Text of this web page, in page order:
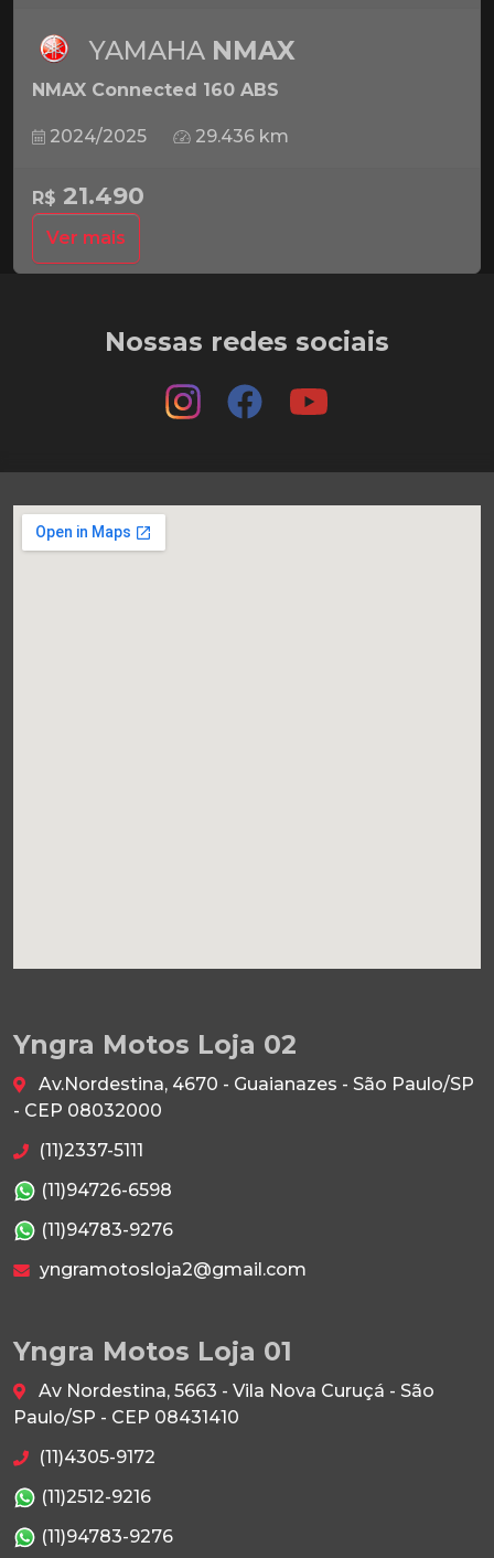
YAMAHA NMAX
NMAX Connected 160 ABS
2024/2025 29.436 km
R$ 21.490
Ver mais
Nossas redes sociais
Yngra Motos Loja 02
Av.Nordestina, 4670 - Guaianazes - São Paulo/SP
- CEP 08032000
(11)2337-5111
(11)94726-6598
(11)94783-9276
yngramotosloja2@gmail.com
Yngra Motos Loja 01
Av Nordestina, 5663 - Vila Nova Curuçá - São
Paulo/SP - CEP 08431410
(11)4305-9172
(11)2512-9216
(11)94783-9276